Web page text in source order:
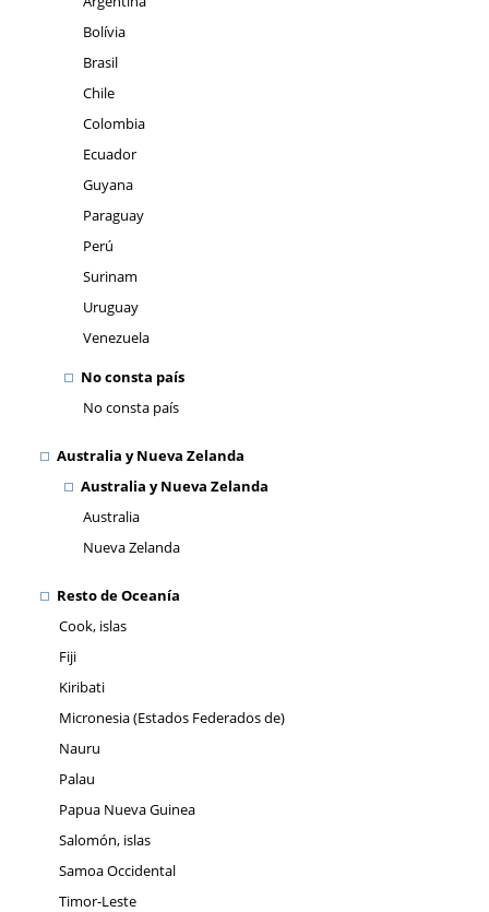
Bolívia
Brasil
Chile
Colombia
Ecuador
Guyana
Paraguay
Perú
Surinam
Uruguay
Venezuela
No consta país
No consta país
Australia y Nueva Zelanda
Australia y Nueva Zelanda
Australia
Nueva Zelanda
Resto de Oceanía
Cook, islas
Fiji
Kiribati
Micronesia (Estados Federados de)
Nauru
Palau
Papua Nueva Guinea
Salomón, islas
Samoa Occidental
Timor-Leste